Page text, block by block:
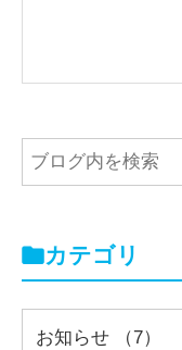
カテゴリ
お知らせ （7）